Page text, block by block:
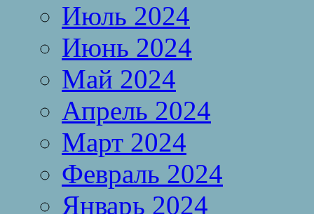
Июль 2024
Июнь 2024
Май 2024
Апрель 2024
Март 2024
Февраль 2024
Январь 2024